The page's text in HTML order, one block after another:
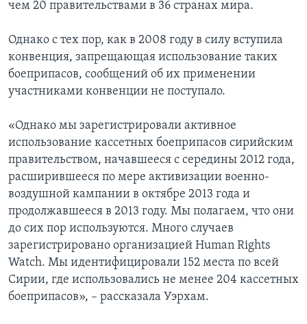
чем 20 правительствами в 36 странах мира.
Однако с тех пор, как в 2008 году в силу вступила
конвенция, запрещающая использование таких
боеприпасов, сообщений об их применении
участниками конвенции не поступало.
«Однако мы зарегистрировали активное
использование кассетных боеприпасов сирийским
правительством, начавшееся с середины 2012 года,
расширившееся по мере активизации военно-
воздушной кампании в октябре 2013 года и
продолжавшееся в 2013 году. Мы полагаем, что они
до сих пор используются. Много случаев
зарегистрировано организацией Human Rights
Watch. Мы идентифицировали 152 места по всей
Сирии, где использовались не менее 204 кассетных
боеприпасов», – рассказала Уэрхам.